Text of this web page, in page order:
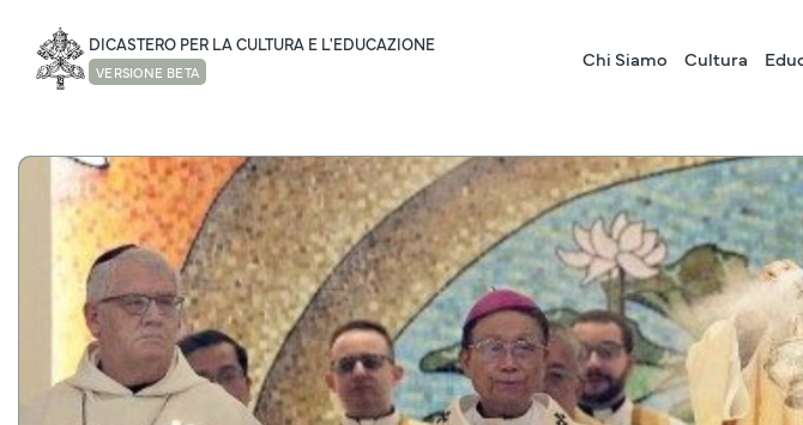
DICASTERO PER LA CULTURA E L'EDUCAZIONE
VERSIONE BETA
Chi Siamo Cultura